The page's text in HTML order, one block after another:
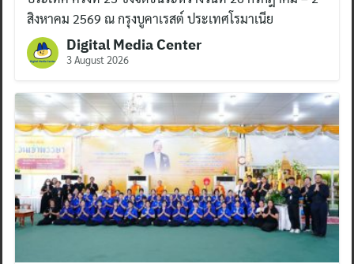
สิงหาคม 2569 ณ กรุงบูคาเรสต์ ประเทศโรมาเนีย
Digital Media Center
3 August 2026